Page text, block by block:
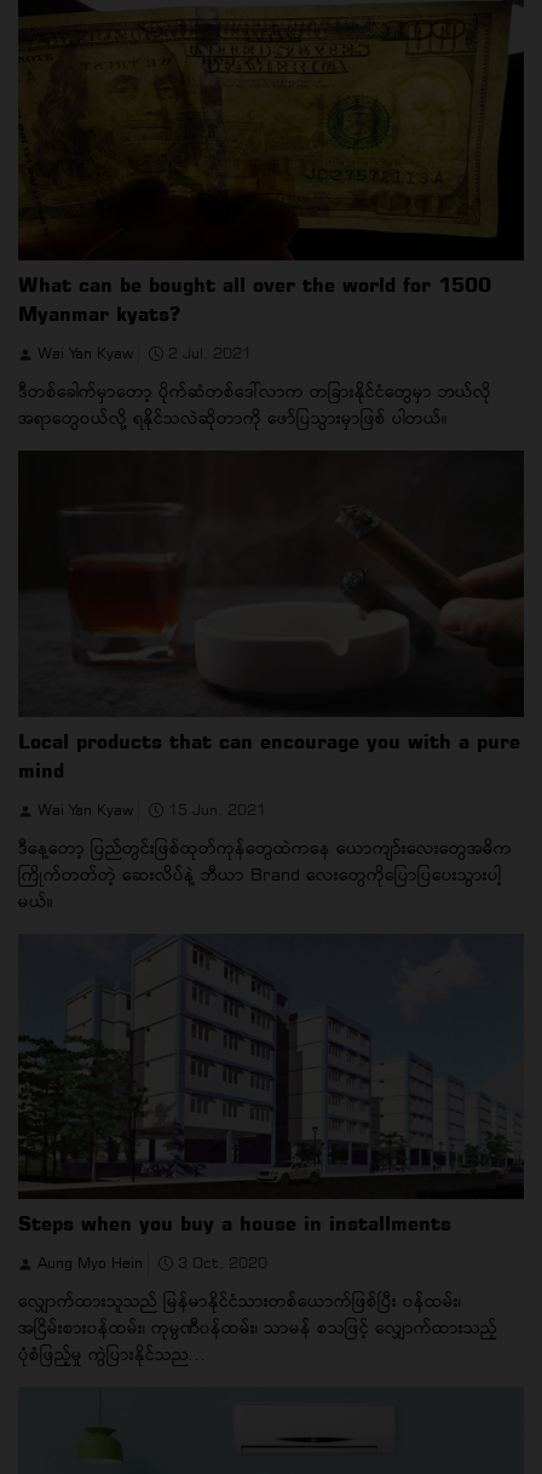
What can be bought all over the world for 1500
Myanmar kyats?
Wai Yan Kyaw 2 Jul, 2021
ဒီတစ်ခေါက်မှာတော့ ပိုက်ဆံတစ်ဒေါ်လာက တခြားနိုင်ငံတွေမှာ ဘယ်လို
အရာတွေဝယ်လို့ ရနိုင်သလဲဆိုတာကို ဖော်ပြသွားမှာဖြစ် ပါတယ်။
Local products that can encourage you with a pure
mind
Wai Yan Kyaw 15 Jun, 2021
ဒီနေ့တော့ ပြည်တွင်းဖြစ်ထုတ်ကုန်တွေထဲကနေ ယောကျာ်းလေးတွေအဓိက
ကြိုက်တတ်တဲ့ ဆေးလိပ်နဲ့ ဘီယာ Brand လေးတွေကိုပြောပြပေးသွားပါ့
မယ်။
Steps when you buy a house in installments
Aung Myo Hein 3 Oct, 2020
လျှောက်ထားသူသည် မြန်မာနိုင်ငံသားတစ်ယောက်ဖြစ်ပြီး ၀န်ထမ်း၊
အငြိမ်းစား၀န်ထမ်း၊ ကုမ္ပဏီ၀န်ထမ်း၊ သာမန် စသဖြင့် လျှောက်ထားသည့်
ပုံစံဖြည့်မှု ကွဲပြားနိုင်သည...